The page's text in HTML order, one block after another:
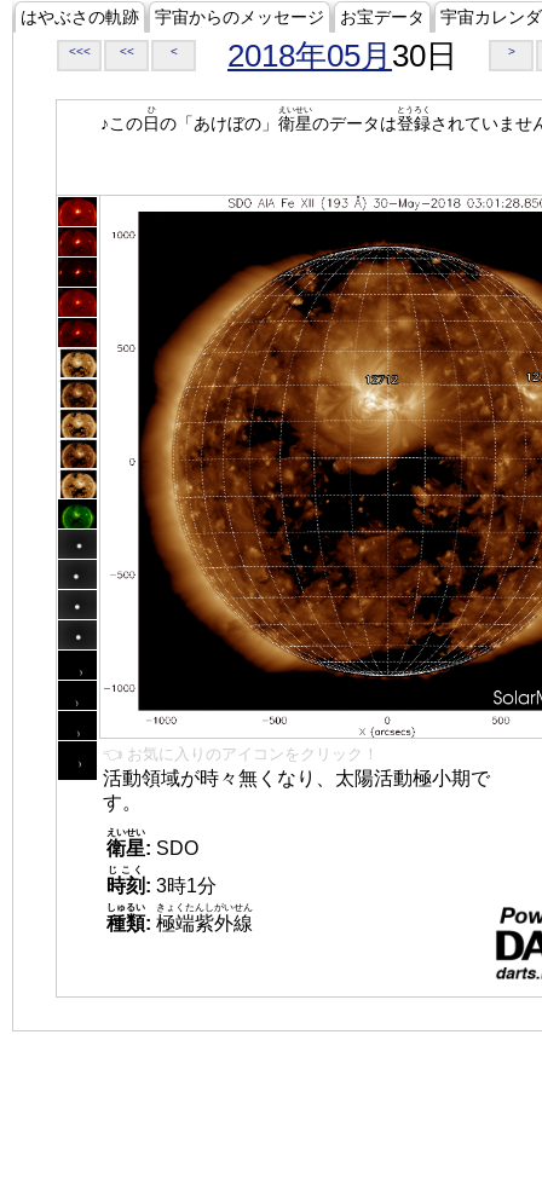
はやぶさの軌跡 宇宙からのメッセージ お宝データ 宇宙カレン
<<< << < 2018年05月 30日 >
♪この日
ひ
の「あけぼの」 衛星
えいせい
のデータは登録
とうろく
されていませ
👈 お気に入りのアイコンをクリック！
活動領域が時々無くなり、太陽活動極小期で
す。
衛星
えいせい
: SDO
時刻
じこく
: 3時1分
種類
しゅるい
: 極端紫外線
きょくたんしがいせん